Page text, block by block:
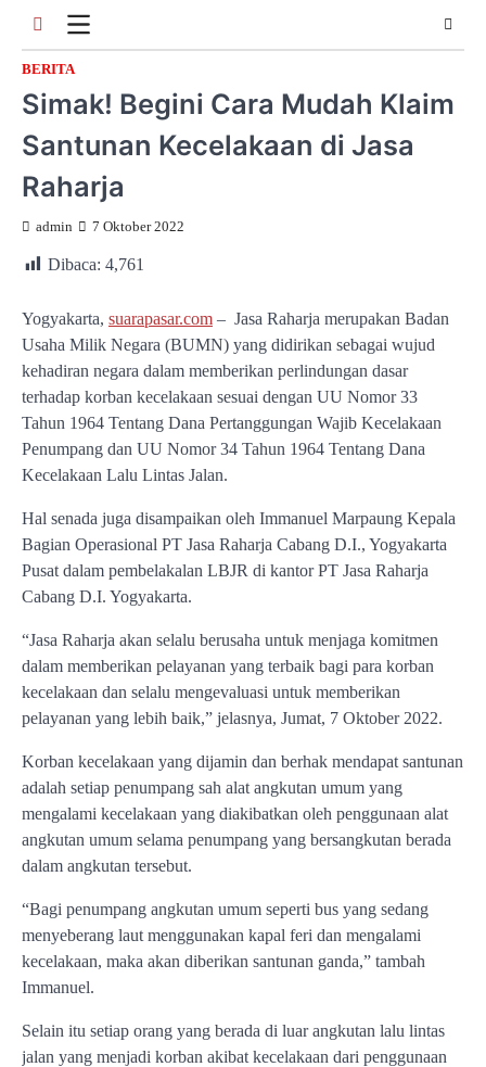
contentBERITA
Simak! Begini Cara Mudah Klaim
Santunan Kecelakaan di Jasa
Raharja
admin 7 Oktober 2022
Dibaca: 4,761
Yogyakarta, suarapasar.com – Jasa Raharja merupakan Badan
Usaha Milik Negara (BUMN) yang didirikan sebagai wujud
kehadiran negara dalam memberikan perlindungan dasar
terhadap korban kecelakaan sesuai dengan UU Nomor 33
Tahun 1964 Tentang Dana Pertanggungan Wajib Kecelakaan
Penumpang dan UU Nomor 34 Tahun 1964 Tentang Dana
Kecelakaan Lalu Lintas Jalan.
Hal senada juga disampaikan oleh Immanuel Marpaung Kepala
Bagian Operasional PT Jasa Raharja Cabang D.I., Yogyakarta
Pusat dalam pembelakalan LBJR di kantor PT Jasa Raharja
Cabang D.I. Yogyakarta.
“Jasa Raharja akan selalu berusaha untuk menjaga komitmen
dalam memberikan pelayanan yang terbaik bagi para korban
kecelakaan dan selalu mengevaluasi untuk memberikan
pelayanan yang lebih baik,” jelasnya, Jumat, 7 Oktober 2022.
Korban kecelakaan yang dijamin dan berhak mendapat santunan
adalah setiap penumpang sah alat angkutan umum yang
mengalami kecelakaan yang diakibatkan oleh penggunaan alat
angkutan umum selama penumpang yang bersangkutan berada
dalam angkutan tersebut.
“Bagi penumpang angkutan umum seperti bus yang sedang
menyeberang laut menggunakan kapal feri dan mengalami
kecelakaan, maka akan diberikan santunan ganda,” tambah
Immanuel.
Selain itu setiap orang yang berada di luar angkutan lalu lintas
jalan yang menjadi korban akibat kecelakaan dari penggunaan